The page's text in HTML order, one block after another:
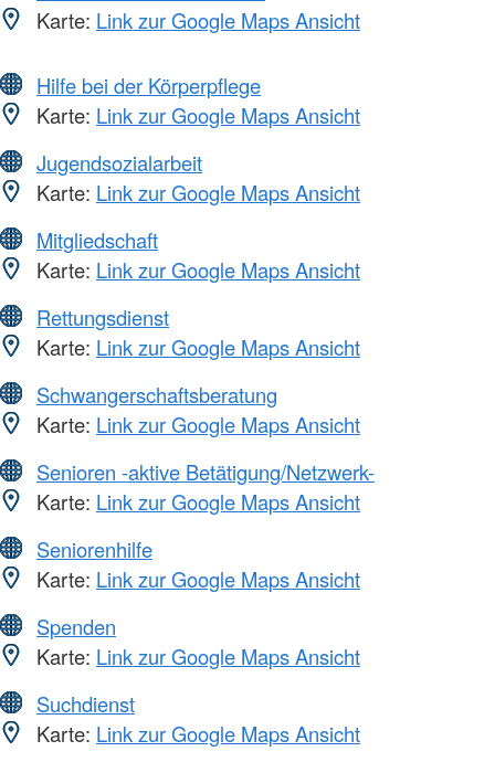
Karte: Link zur Google Maps Ansicht
Hilfe bei der Körperpflege
Karte: Link zur Google Maps Ansicht
Jugendsozialarbeit
Karte: Link zur Google Maps Ansicht
Mitgliedschaft
Karte: Link zur Google Maps Ansicht
Rettungsdienst
Karte: Link zur Google Maps Ansicht
Schwangerschaftsberatung
Karte: Link zur Google Maps Ansicht
Senioren -aktive Betätigung/Netzwerk-
Karte: Link zur Google Maps Ansicht
Seniorenhilfe
Karte: Link zur Google Maps Ansicht
Spenden
Karte: Link zur Google Maps Ansicht
Suchdienst
Karte: Link zur Google Maps Ansicht